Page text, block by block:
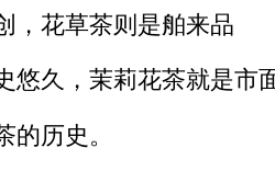
，花草茶则是舶来品
悠久，茉莉花茶就是市
的历史。